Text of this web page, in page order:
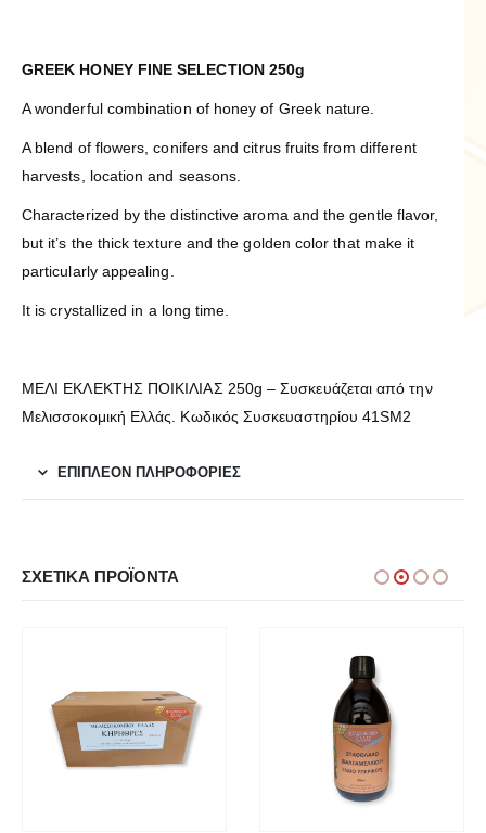
GREEK HONEY FINE SELECTION 250g
A wonderful combination of honey of Greek nature.
A blend of flowers, conifers and citrus fruits from different
harvests, location and seasons.
Characterized by the distinctive aroma and the gentle flavor,
but it’s the thick texture and the golden color that make it
particularly appealing.
It is crystallized in a long time.
ΜΕΛΙ ΕΚΛΕΚΤΗΣ ΠΟΙΚΙΛΙΑΣ 250g – Συσκευάζεται από την
Μελισσοκομική Ελλάς. Κωδικός Συσκευαστηρίου 41SM2
ΕΠΙΠΛΈΟΝ ΠΛΗΡΟΦΟΡΊΕΣ
ΣΧΕΤΙΚΆ ΠΡΟΪΌΝΤΑ